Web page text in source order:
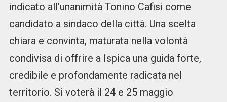
indicato all’unanimità Tonino Cafisi come
candidato a sindaco della città. Una scelta
chiara e convinta, maturata nella volontà
condivisa di offrire a Ispica una guida forte,
credibile e profondamente radicata nel
territorio. Si voterà il 24 e 25 maggio